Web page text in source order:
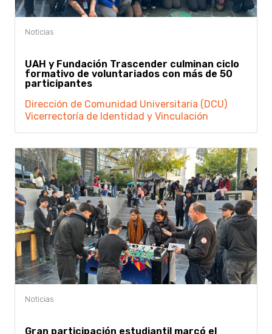
UAH y Fundación Trascender culminan ciclo
formativo de voluntariados con más de 50
participantes
Dirección de Comunidad Universitaria (DCU)
Vicerrectoría de Identidad y Vinculación
Gran participación estudiantil marcó el